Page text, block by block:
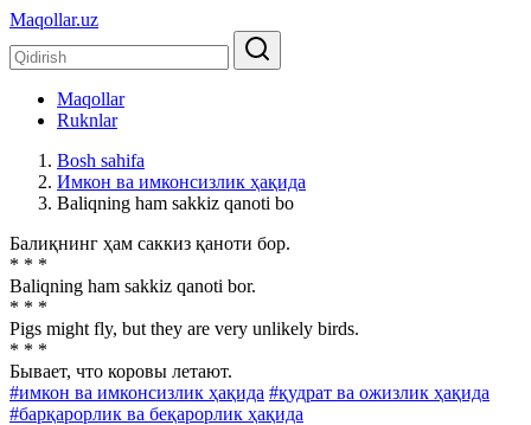
Maqollar.uz
Maqollar
Ruknlar
Bosh sahifa
Имкон ва имконсизлик ҳақида
Baliqning ham sakkiz qanoti bo
Балиқнинг ҳам саккиз қаноти бор.
* * *
Baliqning ham sakkiz qanoti bor.
* * *
Pigs might fly, but they are very unlikely birds.
* * *
Бывает, что коровы летают.
#имкон ва имконсизлик ҳақида #қудрат ва ожизлик ҳақида
#барқарорлик ва беқарорлик ҳақида